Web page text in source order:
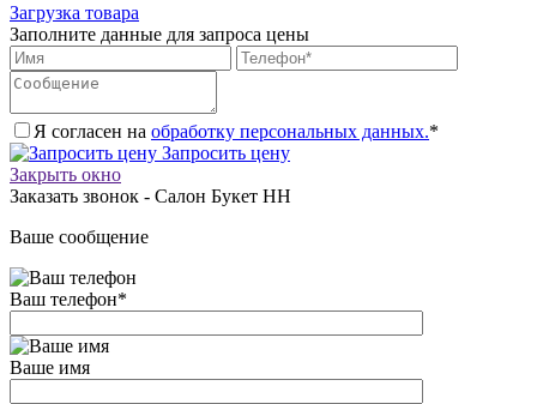
Загрузка товара
Заполните данные для запроса цены
Я согласен на обработку персональных данных.*
Запросить цену
Закрыть окно
Заказать звонок - Салон Букет НН
Ваше сообщение
Ваш телефон*
Ваше имя